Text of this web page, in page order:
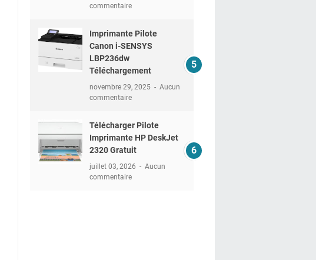
commentaire
Imprimante Pilote
Canon i-SENSYS
LBP236dw
Téléchargement
novembre 29, 2025
Aucun
commentaire
Télécharger Pilote
Imprimante HP DeskJet
2320 Gratuit
juillet 03, 2026
Aucun
commentaire